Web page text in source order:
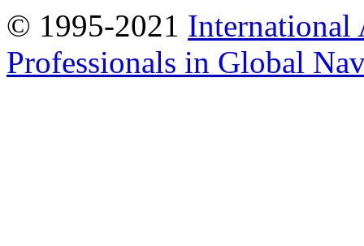
© 1995-2021 International
Professionals in Global